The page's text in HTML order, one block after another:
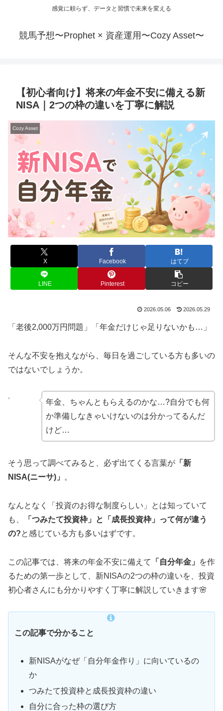
感覚に頼らず、データと習慣で未来を変える
競馬予想〜Prophet × 資産運用〜Cozy Asset〜
【初心者向け】将来の年金不安に備える新
NISA｜2つの枠の違いを丁寧に解説
Cozy Asset
X Facebook はてブ
LINE Pinterest コピー
2026.05.06 2026.05.29
「老後2,000万円問題」「年金だけじゃ足りないかも…」
そんな不安を抱えながら、毎日を過ごしている方も多いの
ではないでしょうか。
年金、ちゃんともらえるのかな…?自分でも何
か準備しなきゃいけないのは分かってるんだ
けど…
そう思って調べてみると、必ず出てくる言葉が 「新
NISA(ニーサ)」
。
なんとなく「投資のお得な制度らしい」とは知っていて
も、
「つみたて投資枠」と「成長投資枠」って何が違う
の?と感じている方も多いはずです。
この記事では、将来の年金不安に備えて 「自分年金」
を作
るための第一歩として、新NISAの2つの枠の違いを、投資
初心者さんにも分かりやすく丁寧に解説していきます🌸
この記事で分かること
新NISAがなぜ「自分年金作り」に向いているの
か
つみたて投資枠と成長投資枠の違い
自分に合った枠の選び方